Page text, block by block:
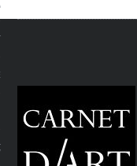
EN VOD